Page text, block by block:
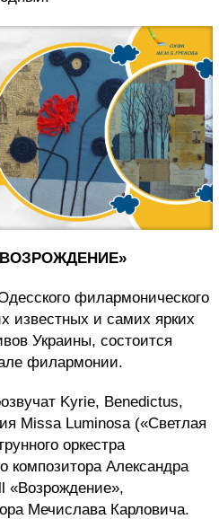
филармонического
известных и самих ярких
Украины, состоится
филармонии.
Kyrie, Benedictus,
Missa Luminosa («Светлая
оркестра
композитора Александра
«Возрождение»,
Мечислава Карловича.